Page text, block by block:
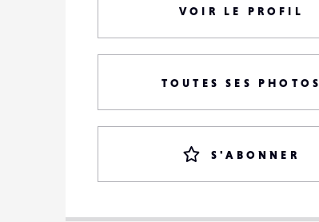
VOIR LE PROFIL
TOUTES SES PHOTOS
S'ABONNER